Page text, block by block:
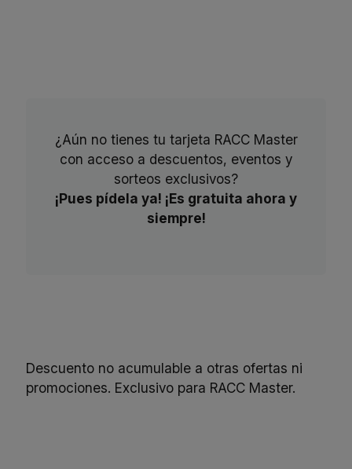
¿Aún no tienes tu tarjeta RACC Master
con acceso a descuentos, eventos y
sorteos exclusivos?
¡Pues pídela ya! ¡Es gratuita ahora y
siempre!
Descuento no acumulable a otras ofertas ni
promociones. Exclusivo para RACC Master.